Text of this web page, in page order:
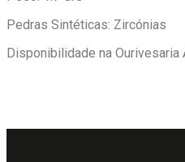
Pedras Sintéticas: Zircónias
Disponibilidade na Ourivesaria